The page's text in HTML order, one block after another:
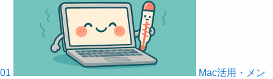
01
Mac活用・メン